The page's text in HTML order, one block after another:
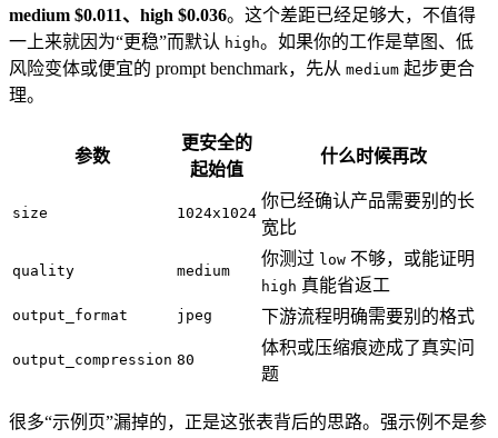
medium $0.011、high $0.036。这个差距已经足够大，不值得
一上来就因为“更稳”而默认 high。如果你的工作是草图、低
风险变体或便宜的 prompt benchmark，先从 medium 起步更合
理。
参数
更安全的
起始值
什么时候再改
size 1024x1024
你已经确认产品需要别的长
宽比
quality medium
你测过 low 不够，或能证明
high 真能省返工
output_format jpeg 下游流程明确需要别的格式
output_compression 80
体积或压缩痕迹成了真实问
题
很多“示例页”漏掉的，正是这张表背后的思路。强示例不是参